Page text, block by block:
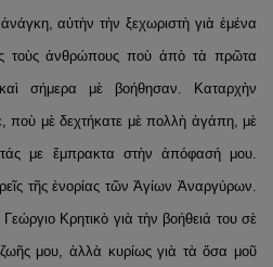
αὐτὴν τὴν ξεχωριστὴ γιὰ ἐμένα
τοὺς ἀνθρώπους ποὺ ἀπὸ τὰ πρῶτα
σήμερα μὲ βοήθησαν. Καταρχὴν
ποὺ μὲ δεχτήκατε μὲ πολλὴ ἀγάπη, μὲ
με ἔμπρακτα στὴν ἀπόφασή μου.
τῆς ἐνορίας τῶν Ἁγίων Ἀναργύρων.
Κρητικὸ γιὰ τὴν βοήθειά του σὲ
ζωῆς μου, ἀλλὰ κυρίως γιὰ τὰ ὅσα μοῦ